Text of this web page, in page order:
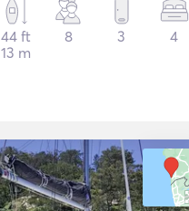
44 ft
13 m
8 3 4